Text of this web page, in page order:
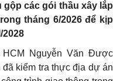
gộp các gói thầu xây lắp
tháng 6/2026 để kịp
2028
Nguyễn Văn Được
kiểm tra thực địa dự án